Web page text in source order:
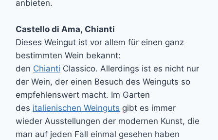
anbieten.
Castello di Ama, Chianti
Dieses Weingut ist vor allem für einen ganz
bestimmten Wein bekannt:
den Chianti Classico. Allerdings ist es nicht nur
der Wein, der einen Besuch des Weinguts so
empfehlenswert macht. Im Garten
des italienischen Weinguts gibt es immer
wieder Ausstellungen der modernen Kunst, die
man auf jeden Fall einmal gesehen haben